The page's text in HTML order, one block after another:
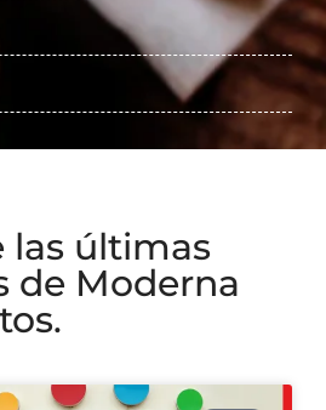
las últimas
de Moderna